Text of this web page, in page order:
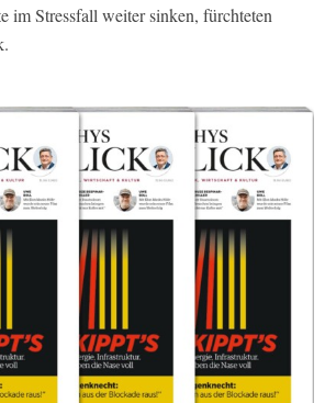
im Stressfall weiter sinken, fürchteten